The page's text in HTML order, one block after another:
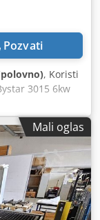
Pozvati
, Koristi
3015 6kw
za prodaju
powered
/ Bylaser
/ novo:
za
Crjdpfxohu
debelog blagog
Mali oglas